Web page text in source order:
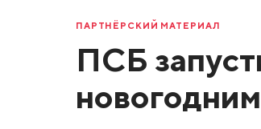
ПАРТНЁРСКИЙ МАТЕРИАЛ
ПСБ